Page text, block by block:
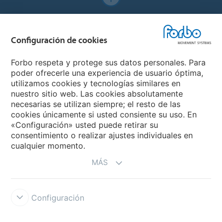
Forbo Websites
Forbo Group
Forbo Flooring Systems
Forbo Movement Systems
Seleccione un país
Configuración de cookies
Forbo respeta y protege sus datos personales. Para
poder ofrecerle una experiencia de usuario óptima,
utilizamos cookies y tecnologías similares en
nuestro sitio web. Las cookies absolutamente
necesarias se utilizan siempre; el resto de las
cookies únicamente si usted consiente su uso. En
«Configuración» usted puede retirar su
consentimiento o realizar ajustes individuales en
cualquier momento.
MÁS
Configuración